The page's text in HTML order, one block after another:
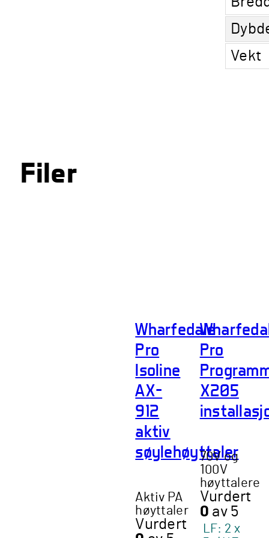
Vekt
Filer
Wharfedale
Pro
Isoline
AX-
912
aktiv
søylehøyttaler
Aktiv PA
høyttaler
Vurdert
Pro
X205
70V og
100V
høyttalere
Vurdert
0 av 5
LF: 2 x